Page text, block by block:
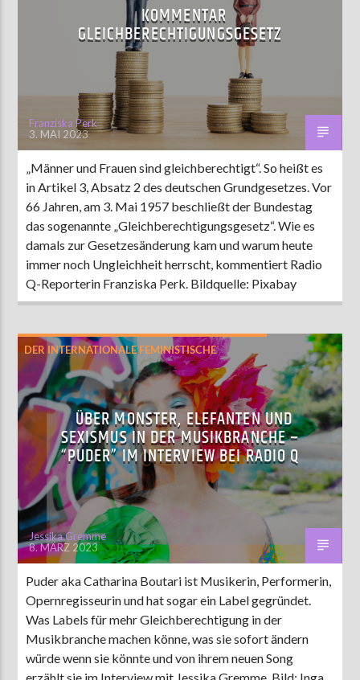
KOMMENTAR
GLEICHBERECHTIGUNGSGESETZ
Franziska Perk
3. MAI 2023
„Männer und Frauen sind gleichberechtigt“. So heißt es
in Artikel 3, Absatz 2 des deutschen Grundgesetzes. Vor
66 Jahren, am 3. Mai 1957 beschließt der Bundestag
das sogenannte „Gleichberechtigungsgesetz“. Wie es
damals zur Gesetzesänderung kam und warum heute
immer noch Ungleichheit herrscht, kommentiert Radio
Q-Reporterin Franziska Perk. Bildquelle: Pixabay
DER INTERNATIONALE FEMINISTISCHE
KAMPFTAG
HIGHLIGHT MUSIK
ÜBER MONSTER, ELEFANTEN UND
SEXISMUS IN DER MUSIKBRANCHE –
“PUDER” IM INTERVIEW BEI RADIO Q
Jessika Gremme
8. MÄRZ 2023
Puder aka Catharina Boutari ist Musikerin, Performerin,
Opernregisseurin und hat sogar ein Label gegründet.
Was Labels für mehr Gleichberechtigung in der
Musikbranche machen könne, was sie sofort ändern
würde wenn sie könnte und von ihrem neuen Song